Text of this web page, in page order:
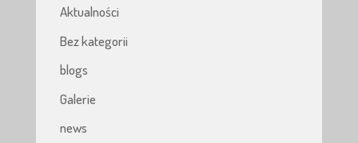
Aktualności
Bez kategorii
blogs
Galerie
news